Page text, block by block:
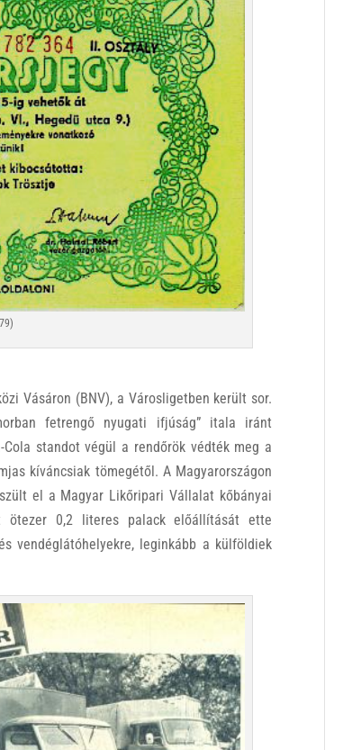
Vásáron (BNV), a Városligetben került sor.
fetrengő nyugati ifjúság” itala iránt
standot végül a rendőrök védték meg a
kíváncsiak tömegétől. A Magyarországon
el a Magyar Likőripari Vállalat kőbányai
ötezer 0,2 literes palack előállítását ette
vendéglátóhelyekre, leginkább a külföldiek